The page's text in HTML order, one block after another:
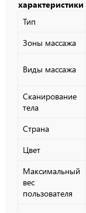
характеристики
Тип
Зоны массажа
Виды массажа
Сканирование
тела
Страна
Цвет
Максимальный
вес
пользователя